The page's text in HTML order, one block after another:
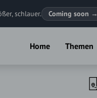
schlauer. Coming soon →
Home Themen